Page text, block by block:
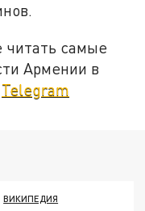
самые
Армении в
Telegram
ВИКИПЕДИЯ